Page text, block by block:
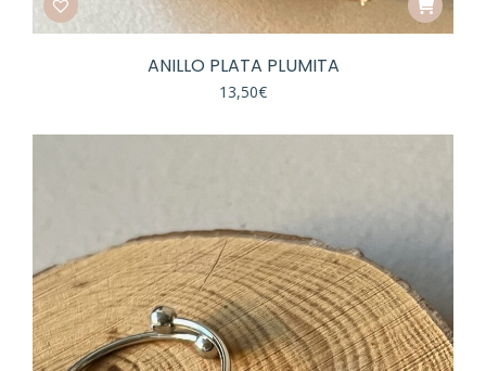
ANILLO PLATA PLUMITA
13,50€